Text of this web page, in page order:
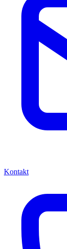
Kontakt